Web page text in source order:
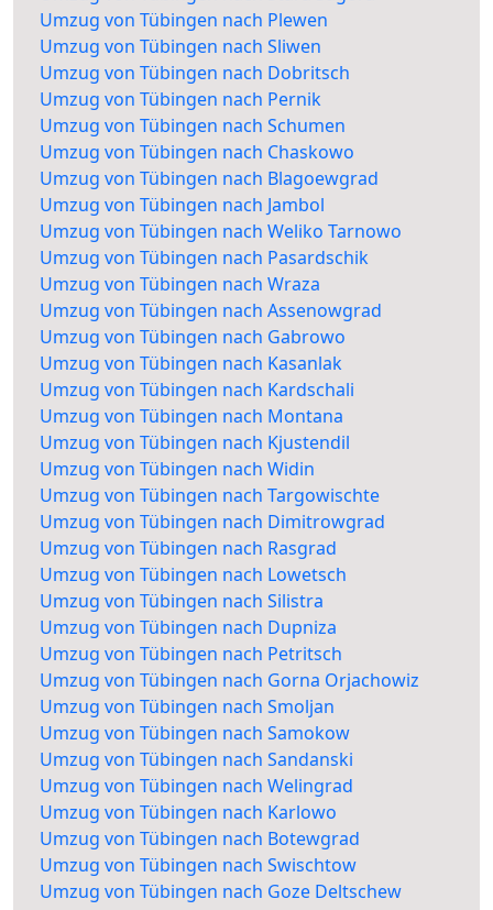
Umzug von Tübingen nach Plewen
Umzug von Tübingen nach Sliwen
Umzug von Tübingen nach Dobritsch
Umzug von Tübingen nach Pernik
Umzug von Tübingen nach Schumen
Umzug von Tübingen nach Chaskowo
Umzug von Tübingen nach Blagoewgrad
Umzug von Tübingen nach Jambol
Umzug von Tübingen nach Weliko Tarnowo
Umzug von Tübingen nach Pasardschik
Umzug von Tübingen nach Wraza
Umzug von Tübingen nach Assenowgrad
Umzug von Tübingen nach Gabrowo
Umzug von Tübingen nach Kasanlak
Umzug von Tübingen nach Kardschali
Umzug von Tübingen nach Montana
Umzug von Tübingen nach Kjustendil
Umzug von Tübingen nach Widin
Umzug von Tübingen nach Targowischte
Umzug von Tübingen nach Dimitrowgrad
Umzug von Tübingen nach Rasgrad
Umzug von Tübingen nach Lowetsch
Umzug von Tübingen nach Silistra
Umzug von Tübingen nach Dupniza
Umzug von Tübingen nach Petritsch
Umzug von Tübingen nach Gorna Orjachowiz
Umzug von Tübingen nach Smoljan
Umzug von Tübingen nach Samokow
Umzug von Tübingen nach Sandanski
Umzug von Tübingen nach Welingrad
Umzug von Tübingen nach Karlowo
Umzug von Tübingen nach Botewgrad
Umzug von Tübingen nach Swischtow
Umzug von Tübingen nach Goze Deltschew